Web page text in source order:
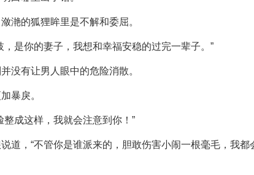
滟的狐狸眸里是不解和委屈。
，是你的妻子，我想和幸福安稳的过完一辈子。”
没有让男人眼中的危险消散。
暴戾。
整成这样，我就会注意到你！”
道，“不管你是谁派来的，胆敢伤害小闹一根毫毛，我都